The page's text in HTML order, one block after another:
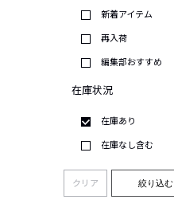
新着アイテム
再入荷
編集部おすすめ
在庫状況
在庫あり
在庫なし含む
クリア 絞り込む